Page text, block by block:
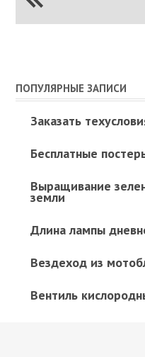
ПОПУЛЯРНЫЕ ЗАПИСИ
Заказать
Бесплатные
Выращивание
земли
Длина лампы
Вездеход из
Вентиль